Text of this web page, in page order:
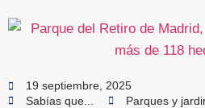
19 septiembre, 2025
Sabías que...
Parques y